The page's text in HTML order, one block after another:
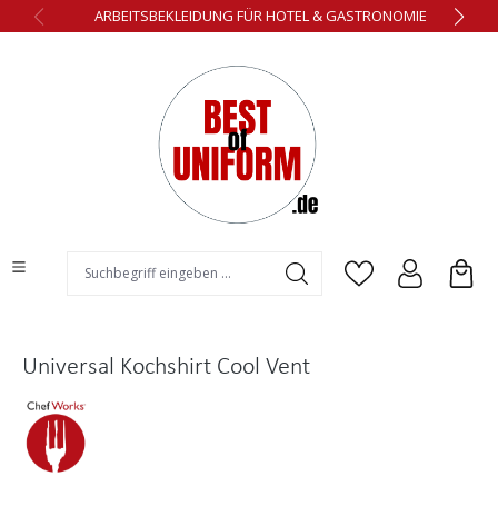
springenARBEITSBEKLEIDUNG FÜR HOTEL & GASTRONOMIE
Universal Kochshirt Cool Vent